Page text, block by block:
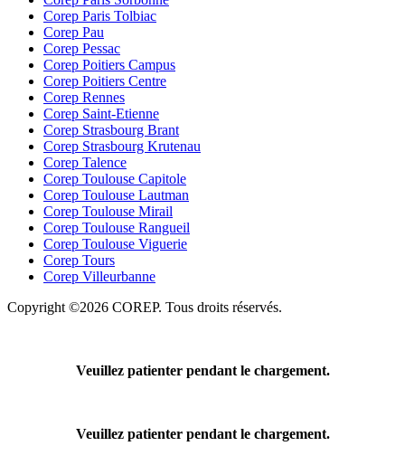
Corep Paris Tolbiac
Corep Pau
Corep Pessac
Corep Poitiers Campus
Corep Poitiers Centre
Corep Rennes
Corep Saint-Etienne
Corep Strasbourg Brant
Corep Strasbourg Krutenau
Corep Talence
Corep Toulouse Capitole
Corep Toulouse Lautman
Corep Toulouse Mirail
Corep Toulouse Rangueil
Corep Toulouse Viguerie
Corep Tours
Corep Villeurbanne
Copyright ©2026 COREP. Tous droits réservés.
Veuillez patienter pendant le chargement.
Veuillez patienter pendant le chargement.